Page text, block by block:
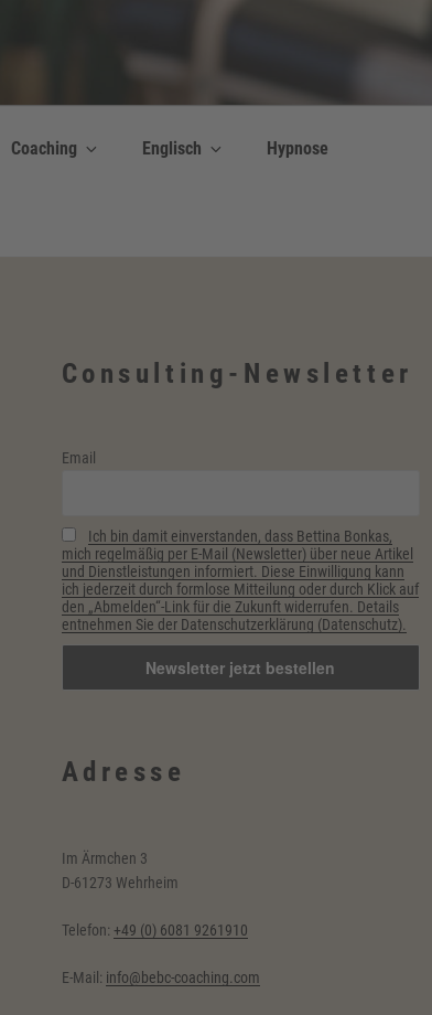
Coaching Englisch Hypnose
Consulting-Newsletter
Email
Ich bin damit einverstanden, dass Bettina Bonkas,
mich regelmäßig per E-Mail (Newsletter) über neue Artikel
und Dienstleistungen informiert. Diese Einwilligung kann
ich jederzeit durch formlose Mitteilung oder durch Klick auf
den „Abmelden“-Link für die Zukunft widerrufen. Details
entnehmen Sie der Datenschutzerklärung (Datenschutz).
Adresse
Im Ärmchen 3
D-61273 Wehrheim
Telefon: +49 (0) 6081 9261910
E-Mail: info@bebc-coaching.com